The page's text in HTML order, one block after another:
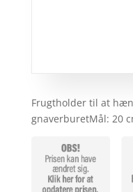
Frugtholder til at
gnaverburetMål: 20